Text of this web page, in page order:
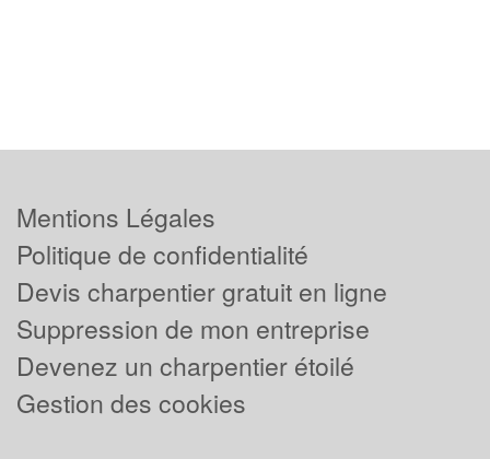
Mentions Légales
Politique de confidentialité
Devis charpentier gratuit en ligne
Suppression de mon entreprise
Devenez un charpentier étoilé
Gestion des cookies